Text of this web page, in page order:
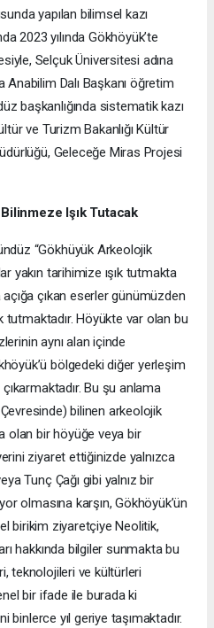
yapılan bilimsel kazı
2023 yılında Gökhöyük’te
Selçuk Üniversitesi adına
Dalı Başkanı öğretim
başkanlığında sistematik kazı
ve Turizm Bakanlığı Kültür
Geleceğe Miras Projesi
Işık Tutacak
“Gökhüyük Arkeolojik
yakın tarihimize ışık tutmakta
çıkan eserler günümüzden
tutmaktadır. Höyükte var olan bu
aynı alan içinde
bölgedeki diğer yerleşim
Bu şu anlama
bilinen arkeolojik
olan bir höyüğe veya bir
ziyaret ettiğinizde yalnızca
Tunç Çağı gibi yalnız bir
olmasına karşın, Gökhöyük’ün
birikim ziyaretçiye Neolitik,
hakkında bilgiler sunmakta bu
teknolojileri ve kültürleri
bir ifade ile burada ki
binlerce yıl geriye taşımaktadır.